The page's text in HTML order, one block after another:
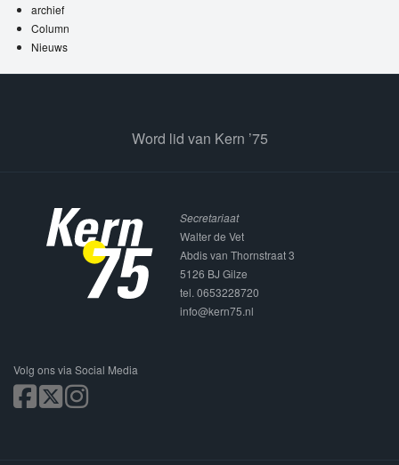
archief
Column
Nieuws
Word lid van Kern ’75
Secretariaat
Walter de Vet
Abdis van Thornstraat 3
5126 BJ Gilze
tel. 0653228720
info@kern75.nl
Volg ons via Social Media